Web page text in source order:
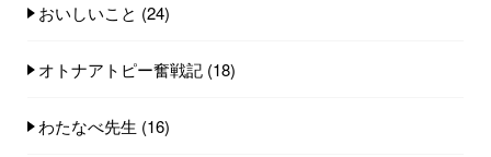
おいしいこと (24)
オトナアトピー奮戦記 (18)
わたなべ先生 (16)